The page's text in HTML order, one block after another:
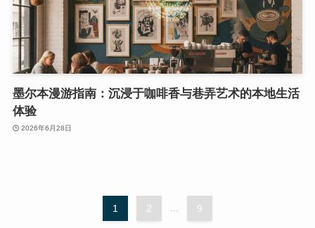
墨尔本漫游指南：沉浸于咖啡香与巷弄艺术的本地生活
体验
2026年6月28日
1 2 9